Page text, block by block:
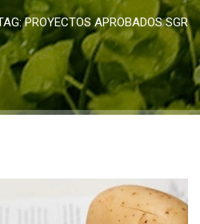
PROYECTOS APROBADOS SGR